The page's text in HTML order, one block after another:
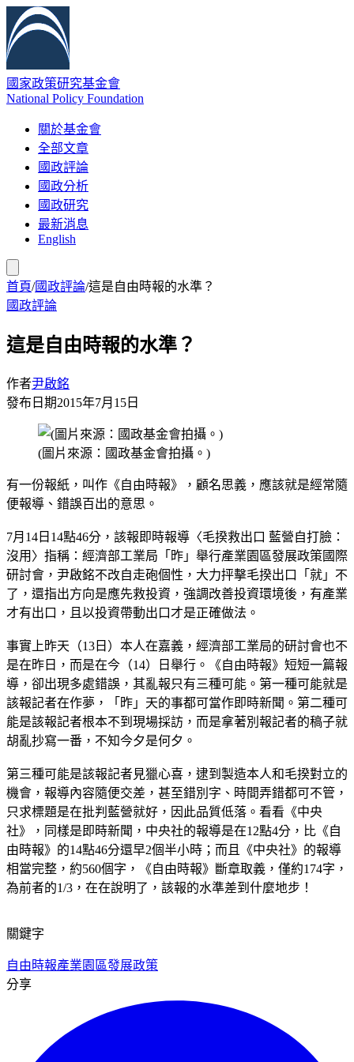
國家政策研究基金會
National Policy Foundation
關於基金會
全部文章
國政評論
國政分析
國政研究
最新消息
English
首頁/國政評論/這是自由時報的水準？
國政評論
這是自由時報的水準？
作者尹啟銘
發布日期2015年7月15日
(圖片來源：國政基金會拍攝。)
有一份報紙，叫作《自由時報》，顧名思義，應該就是經常隨
便報導、錯誤百出的意思。
7月14日14點46分，該報即時報導〈毛揆救出口 藍營自打臉：
沒用〉指稱：經濟部工業局「昨」舉行產業園區發展政策國際
研討會，尹啟銘不改自走砲個性，大力抨擊毛揆出口「就」不
了，還指出方向是應先救投資，強調改善投資環境後，有產業
才有出口，且以投資帶動出口才是正確做法。
事實上昨天（13日）本人在嘉義，經濟部工業局的研討會也不
是在昨日，而是在今（14）日舉行。《自由時報》短短一篇報
導，卻出現多處錯誤，其亂報只有三種可能。第一種可能就是
該報記者在作夢，「昨」天的事都可當作即時新聞。第二種可
能是該報記者根本不到現場採訪，而是拿著別報記者的稿子就
胡亂抄寫一番，不知今夕是何夕。
第三種可能是該報記者見獵心喜，逮到製造本人和毛揆對立的
機會，報導內容隨便交差，甚至錯別字、時間弄錯都可不管，
只求標題是在批判藍營就好，因此品質低落。看看《中央
社》，同樣是即時新聞，中央社的報導是在12點4分，比《自
由時報》的14點46分還早2個半小時；而且《中央社》的報導
相當完整，約560個字，《自由時報》斷章取義，僅約174字，
為前者的1/3，在在說明了，該報的水準差到什麼地步！
關鍵字
自由時報產業園區發展政策
分享